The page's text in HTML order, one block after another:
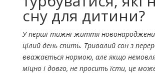
сну для дитини?
У перші тижні життя
цілий день спить. Тривалий сон з
вважається нормою, але якщо
міцно і довго, не просить їсти, це